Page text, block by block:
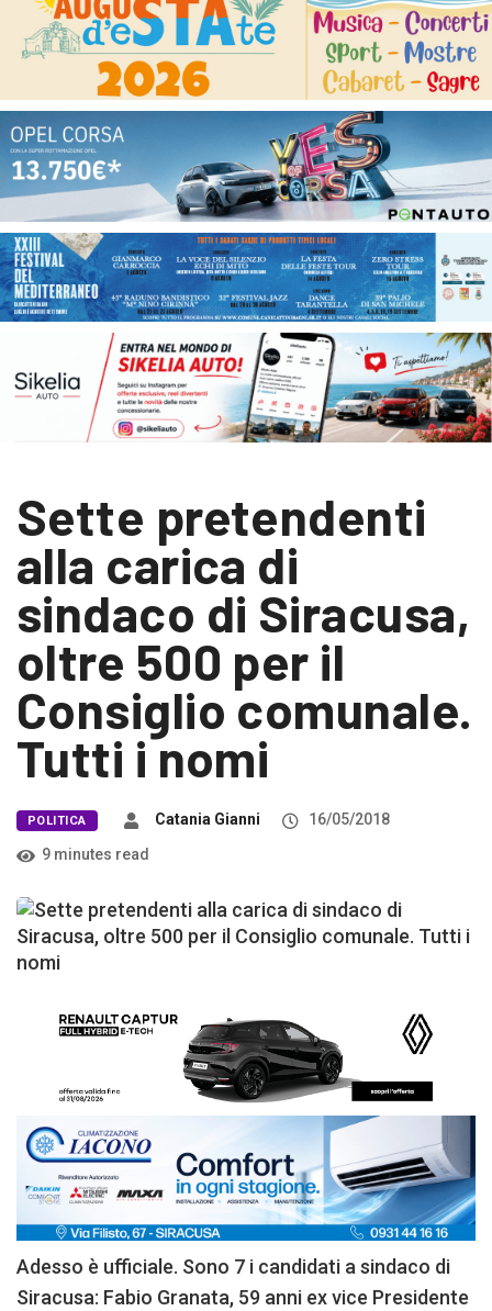
Sette pretendenti
alla carica di
sindaco di Siracusa,
oltre 500 per il
Consiglio comunale.
Tutti i nomi
POLITICA Catania Gianni
16/05/2018
9 minutes read
Adesso è ufficiale. Sono 7 i candidati a sindaco di
Siracusa: Fabio Granata, 59 anni ex vice Presidente